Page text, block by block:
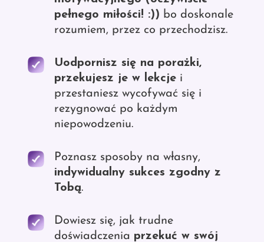
pełnego miłości! :)) bo doskonale
rozumiem, przez co przechodzisz.
Uodpornisz się na porażki,
przekujesz je w lekcjei
przestaniesz wycofywać się i
rezygnować po każdym
niepowodzeniu.
Poznasz sposoby na własny,
indywidualny sukces zgodny z
Tobą.
Dowiesz się, jak trudne
doświadczenia przekuć w swój